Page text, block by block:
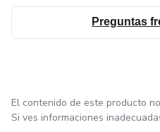
Preguntas
El contenido de este producto
Si ves informaciones